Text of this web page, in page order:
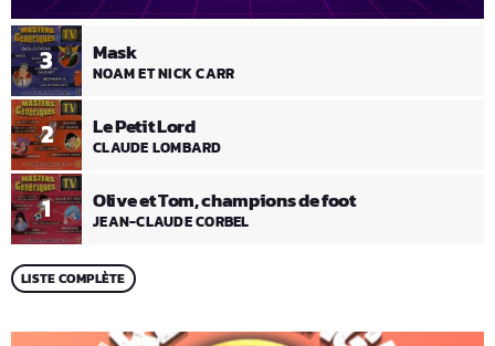
1 Olive et Tom, champions de foot
JEAN-CLAUDE CORBEL
2 Le Petit Lord
CLAUDE LOMBARD
3 Mask
NOAM ET NICK CARR
LISTE COMPLÈTE